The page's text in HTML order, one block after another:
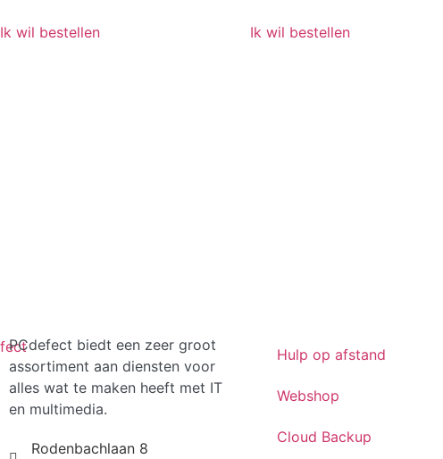
Ik wil bestellen Ik wil bestellen
PCdefect biedt een zeer groot
assortiment aan diensten voor
alles wat te maken heeft met IT
en multimedia.
Rodenbachlaan 8
Hulp op afstand
Webshop
Cloud Backup